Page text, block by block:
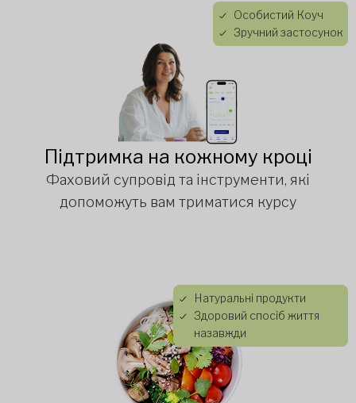
Особистий Коуч
Зручний застосунок
Підтримка на кожному кроці
Фаховий супровід та інструменти, які
допоможуть вам триматися курсу
Натуральні продукти
Здоровий спосіб життя
назавжди